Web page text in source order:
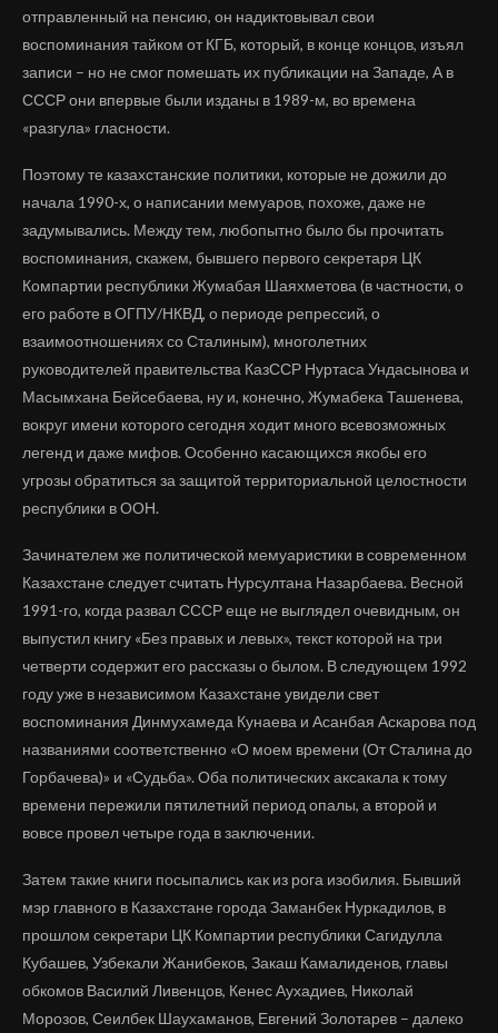
отправленный на пенсию, он надиктовывал свои
воспоминания тайком от КГБ, который, в конце концов, изъял
записи – но не смог помешать их публикации на Западе, А в
СССР они впервые были изданы в 1989-м, во времена
«разгула» гласности.
Поэтому те казахстанские политики, которые не дожили до
начала 1990-х, о написании мемуаров, похоже, даже не
задумывались. Между тем, любопытно было бы прочитать
воспоминания, скажем, бывшего первого секретаря ЦК
Компартии республики Жумабая Шаяхметова (в частности, о
его работе в ОГПУ/НКВД, о периоде репрессий, о
взаимоотношениях со Сталиным), многолетних
руководителей правительства КазССР Нуртаса Ундасынова и
Масымхана Бейсебаева, ну и, конечно, Жумабека Ташенева,
вокруг имени которого сегодня ходит много всевозможных
легенд и даже мифов. Особенно касающихся якобы его
угрозы обратиться за защитой территориальной целостности
республики в ООН.
Зачинателем же политической мемуаристики в современном
Казахстане следует считать Нурсултана Назарбаева. Весной
1991-го, когда развал СССР еще не выглядел очевидным, он
выпустил книгу «Без правых и левых», текст которой на три
четверти содержит его рассказы о былом. В следующем 1992
году уже в независимом Казахстане увидели свет
воспоминания Динмухамеда Кунаева и Асанбая Аскарова под
названиями соответственно «О моем времени (От Сталина до
Горбачева)» и «Судьба». Оба политических аксакала к тому
времени пережили пятилетний период опалы, а второй и
вовсе провел четыре года в заключении.
Затем такие книги посыпались как из рога изобилия. Бывший
мэр главного в Казахстане города Заманбек Нуркадилов, в
прошлом секретари ЦК Компартии республики Сагидулла
Кубашев, Узбекали Жанибеков, Закаш Камалиденов, главы
обкомов Василий Ливенцов, Кенес Аухадиев, Николай
Морозов, Сеилбек Шаухаманов, Евгений Золотарев – далеко